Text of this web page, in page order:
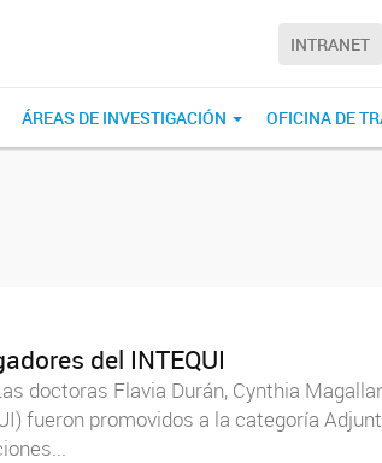
INTRANET
ÁREAS DE INVESTIGACIÓN OFICINA DE
del INTEQUI
doctoras Flavia Durán, Cynthia
fueron promovidos a la categoría